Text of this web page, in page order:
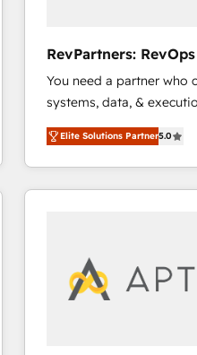
RevPartners:
You need a partner who
systems, data, &
bridge the gap where
combining GTM strategy
solve the right problem
only firm in the world to
market execution. Why B2B Businesses Choose RP: -
Secure: Soc2 compliant 🛡️ - Pricing:
Elite Solutions Partner5.0